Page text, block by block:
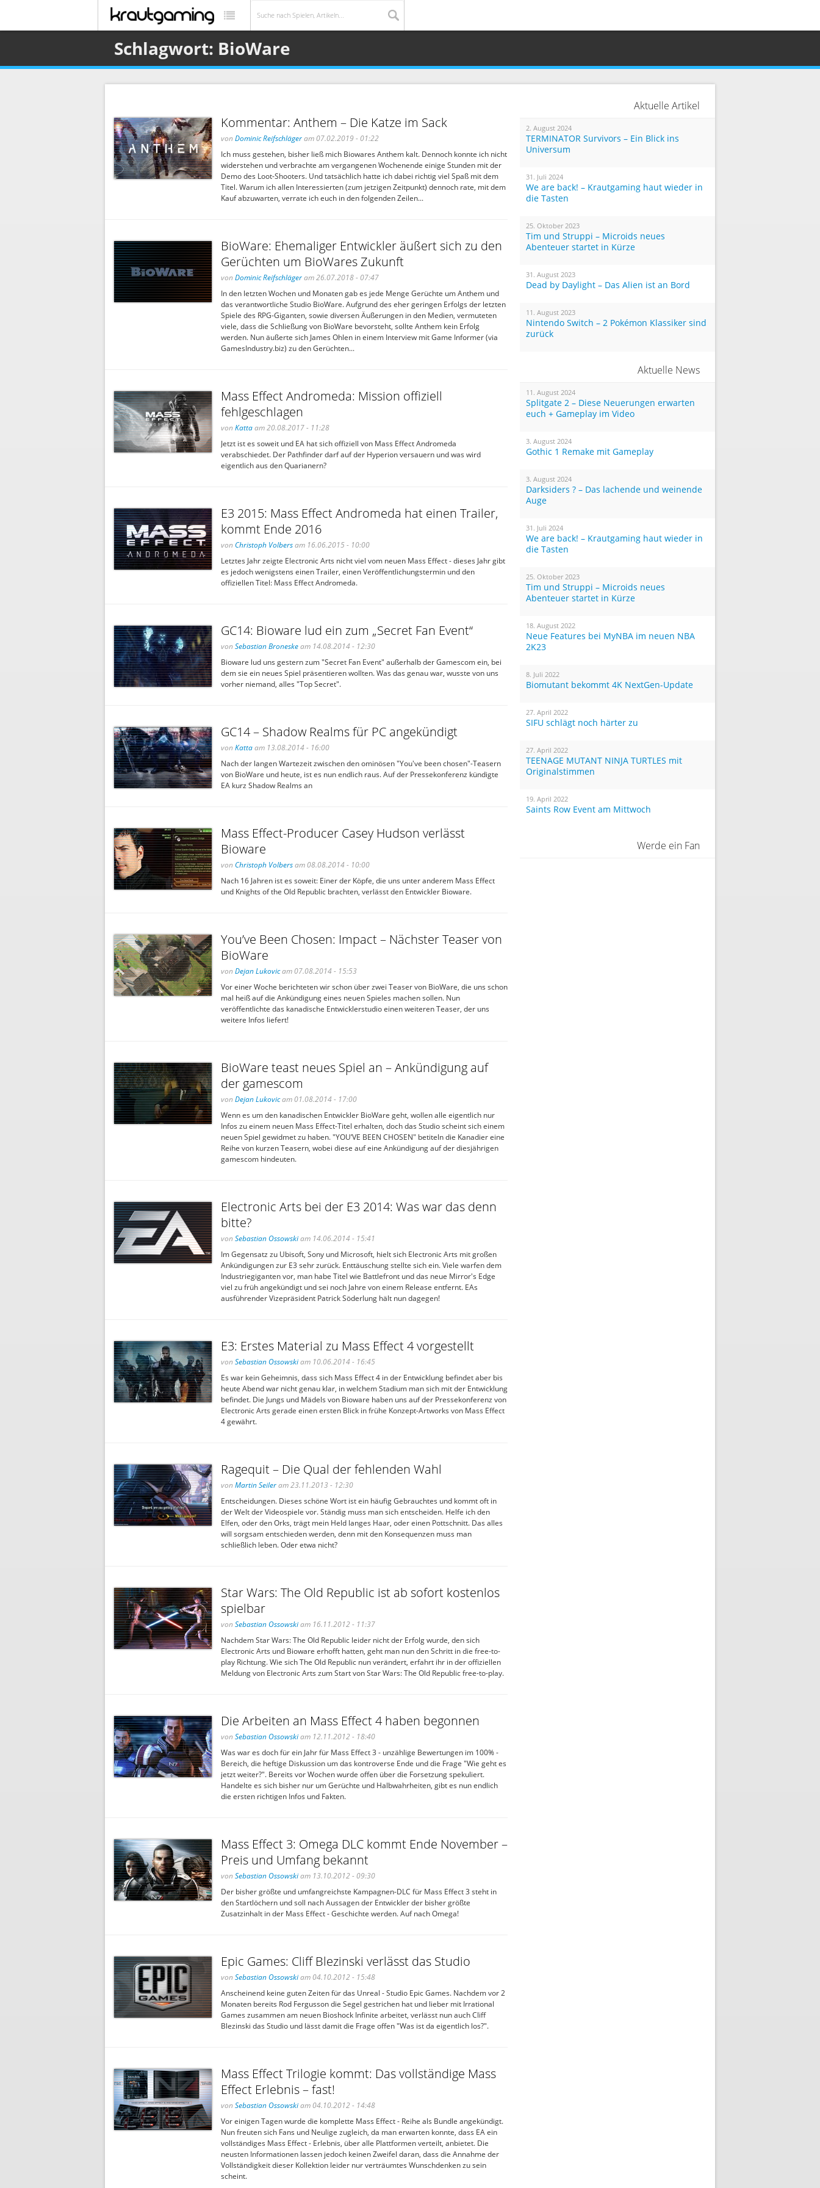
Schlagwort: BioWare
Kommentar: Anthem – Die Katze im Sack
von Dominic Reifschlägeram 07.02.2019 - 01:22
Ich muss gestehen, bisher ließ mich Biowares Anthem kalt. Dennoch konnte ich nicht
widerstehen und verbrachte am vergangenen Wochenende einige Stunden mit der
Demo des Loot-Shooters. Und tatsächlich hatte ich dabei richtig viel Spaß mit dem
Titel. Warum ich allen Interessierten (zum jetzigen Zeitpunkt) dennoch rate, mit dem
Kauf abzuwarten, verrate ich euch in den folgenden Zeilen...
BioWare: Ehemaliger Entwickler äußert sich zu den
Gerüchten um BioWares Zukunft
von Dominic Reifschlägeram 26.07.2018 - 07:47
In den letzten Wochen und Monaten gab es jede Menge Gerüchte um Anthem und
das verantwortliche Studio BioWare. Aufgrund des eher geringen Erfolgs der letzten
Spiele des RPG-Giganten, sowie diversen Äußerungen in den Medien, vermuteten
viele, dass die Schließung von BioWare bevorsteht, sollte Anthem kein Erfolg
werden. Nun äußerte sich James Ohlen in einem Interview mit Game Informer (via
GamesIndustry.biz) zu den Gerüchten...
Mass Effect Andromeda: Mission offiziell
fehlgeschlagen
von Kattaam 20.08.2017 - 11:28
Jetzt ist es soweit und EA hat sich offiziell von Mass Effect Andromeda
verabschiedet. Der Pathfinder darf auf der Hyperion versauern und was wird
eigentlich aus den Quarianern?
E3 2015: Mass Effect Andromeda hat einen Trailer,
kommt Ende 2016
von Christoph Volbersam 16.06.2015 - 10:00
Letztes Jahr zeigte Electronic Arts nicht viel vom neuen Mass Effect - dieses Jahr gibt
es jedoch wenigstens einen Trailer, einen Veröffentlichungstermin und den
offiziellen Titel: Mass Effect Andromeda.
GC14: Bioware lud ein zum „Secret Fan Event“
von Sebastian Broneskeam 14.08.2014 - 12:30
Bioware lud uns gestern zum "Secret Fan Event" außerhalb der Gamescom ein, bei
dem sie ein neues Spiel präsentieren wollten. Was das genau war, wusste von uns
vorher niemand, alles "Top Secret".
GC14 – Shadow Realms für PC angekündigt
von Kattaam 13.08.2014 - 16:00
Nach der langen Wartezeit zwischen den ominösen "You've been chosen"-Teasern
von BioWare und heute, ist es nun endlich raus. Auf der Pressekonferenz kündigte
EA kurz Shadow Realms an
Mass Effect-Producer Casey Hudson verlässt
Bioware
von Christoph Volbersam 08.08.2014 - 10:00
Nach 16 Jahren ist es soweit: Einer der Köpfe, die uns unter anderem Mass Effect
und Knights of the Old Republic brachten, verlässt den Entwickler Bioware.
You’ve Been Chosen: Impact – Nächster Teaser von
BioWare
von Dejan Lukovicam 07.08.2014 - 15:53
Vor einer Woche berichteten wir schon über zwei Teaser von BioWare, die uns schon
mal heiß auf die Ankündigung eines neuen Spieles machen sollen. Nun
veröffentlichte das kanadische Entwicklerstudio einen weiteren Teaser, der uns
weitere Infos liefert!
BioWare teast neues Spiel an – Ankündigung auf
der gamescom
von Dejan Lukovicam 01.08.2014 - 17:00
Wenn es um den kanadischen Entwickler BioWare geht, wollen alle eigentlich nur
Infos zu einem neuen Mass Effect-Titel erhalten, doch das Studio scheint sich einem
neuen Spiel gewidmet zu haben. "YOU’VE BEEN CHOSEN" betiteln die Kanadier eine
Reihe von kurzen Teasern, wobei diese auf eine Ankündigung auf der diesjährigen
gamescom hindeuten.
Electronic Arts bei der E3 2014: Was war das denn
bitte?
von Sebastian Ossowskiam 14.06.2014 - 15:41
Im Gegensatz zu Ubisoft, Sony und Microsoft, hielt sich Electronic Arts mit großen
Ankündigungen zur E3 sehr zurück. Enttäuschung stellte sich ein. Viele warfen dem
Industriegiganten vor, man habe Titel wie Battlefront und das neue Mirror's Edge
viel zu früh angekündigt und sei noch Jahre von einem Release entfernt. EAs
ausführender Vizepräsident Patrick Söderlung hält nun dagegen!
E3: Erstes Material zu Mass Effect 4 vorgestellt
von Sebastian Ossowskiam 10.06.2014 - 16:45
Es war kein Geheimnis, dass sich Mass Effect 4 in der Entwicklung befindet aber bis
heute Abend war nicht genau klar, in welchem Stadium man sich mit der Entwicklung
befindet. Die Jungs und Mädels von Bioware haben uns auf der Pressekonferenz von
Electronic Arts gerade einen ersten Blick in frühe Konzept-Artworks von Mass Effect
4 gewährt.
Ragequit – Die Qual der fehlenden Wahl
von Martin Seileram 23.11.2013 - 12:30
Entscheidungen. Dieses schöne Wort ist ein häufig Gebrauchtes und kommt oft in
der Welt der Videospiele vor. Ständig muss man sich entscheiden. Helfe ich den
Elfen, oder den Orks, trägt mein Held langes Haar, oder einen Pottschnitt. Das alles
will sorgsam entschieden werden, denn mit den Konsequenzen muss man
schließlich leben. Oder etwa nicht?
Star Wars: The Old Republic ist ab sofort kostenlos
spielbar
von Sebastian Ossowskiam 16.11.2012 - 11:37
Nachdem Star Wars: The Old Republic leider nicht der Erfolg wurde, den sich
Electronic Arts und Bioware erhofft hatten, geht man nun den Schritt in die free-to-
play Richtung. Wie sich The Old Republic nun verändert, erfahrt ihr in der offiziellen
Meldung von Electronic Arts zum Start von Star Wars: The Old Republic free-to-play.
Die Arbeiten an Mass Effect 4 haben begonnen
von Sebastian Ossowskiam 12.11.2012 - 18:40
Was war es doch für ein Jahr für Mass Effect 3 - unzählige Bewertungen im 100% -
Bereich, die heftige Diskussion um das kontroverse Ende und die Frage "Wie geht es
jetzt weiter?". Bereits vor Wochen wurde offen über die Forsetzung spekuliert.
Handelte es sich bisher nur um Gerüchte und Halbwahrheiten, gibt es nun endlich
die ersten richtigen Infos und Fakten.
Mass Effect 3: Omega DLC kommt Ende November –
Preis und Umfang bekannt
von Sebastian Ossowskiam 13.10.2012 - 09:30
Der bisher größte und umfangreichste Kampagnen-DLC für Mass Effect 3 steht in
den Startlöchern und soll nach Aussagen der Entwickler der bisher größte
Zusatzinhalt in der Mass Effect - Geschichte werden. Auf nach Omega!
Epic Games: Cliff Blezinski verlässt das Studio
von Sebastian Ossowskiam 04.10.2012 - 15:48
Anscheinend keine guten Zeiten für das Unreal - Studio Epic Games. Nachdem vor 2
Monaten bereits Rod Fergusson die Segel gestrichen hat und lieber mit Irrational
Games zusammen am neuen Bioshock Infinite arbeitet, verlässt nun auch Cliff
Blezinski das Studio und lässt damit die Frage offen "Was ist da eigentlich los?".
Mass Effect Trilogie kommt: Das vollständige Mass
Effect Erlebnis – fast!
von Sebastian Ossowskiam 04.10.2012 - 14:48
Vor einigen Tagen wurde die komplette Mass Effect - Reihe als Bundle angekündigt.
Nun freuten sich Fans und Neulige zugleich, da man erwarten konnte, dass EA ein
vollständiges Mass Effect - Erlebnis, über alle Plattformen verteilt, anbietet. Die
neusten Informationen lassen jedoch keinen Zweifel daran, dass die Annahme der
Vollständigkeit dieser Kollektion leider nur verträumtes Wunschdenken zu sein
scheint.
Aktuelle Artikel
2. August 2024
TERMINATOR Survivors – Ein Blick ins
Universum
31. Juli 2024
We are back! – Krautgaming haut wieder in
die Tasten
25. Oktober 2023
Tim und Struppi – Microids neues
Abenteuer startet in Kürze
31. August 2023
Dead by Daylight – Das Alien ist an Bord
11. August 2023
Nintendo Switch – 2 Pokémon Klassiker sind
zurück
Aktuelle News
11. August 2024
Splitgate 2 – Diese Neuerungen erwarten
euch + Gameplay im Video
3. August 2024
Gothic 1 Remake mit Gameplay
3. August 2024
Darksiders ? – Das lachende und weinende
Auge
31. Juli 2024
We are back! – Krautgaming haut wieder in
die Tasten
25. Oktober 2023
Tim und Struppi – Microids neues
Abenteuer startet in Kürze
18. August 2022
Neue Features bei MyNBA im neuen NBA
2K23
8. Juli 2022
Biomutant bekommt 4K NextGen-Update
27. April 2022
SIFU schlägt noch härter zu
27. April 2022
TEENAGE MUTANT NINJA TURTLES mit
Originalstimmen
19. April 2022
Saints Row Event am Mittwoch
Werde ein Fan